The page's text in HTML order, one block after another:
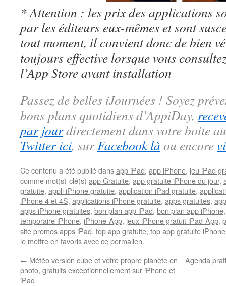
* Attention : les prix des applications
par les éditeurs eux-mêmes et sont
tout moment, il convient donc de bien
toujours effective lorsque vous
l’App Store avant installation
Passez de belles iJournées ! Soyez
bons plans quotidiens d’AppiDay,
par jourdirectement dans votre boite
Twitter ici, surFacebook là ou encore
Ce contenu a été publié dansapp iPad, app iPhone, jeu iPad
comme mot(s)-clé(s) app Gratuite, app gratuite iPhone du jour,
gratuite, appli iPhone gratuite, application iPad gratuite,
iPhone 4 et 4S, applications iPhone gratuite, apps gratuites,
apps iPhone gratuites, bon plan app iPad, bon plan app iPhone
temporaire iPhone, iPhone-App, jeux iPhone gratuit iPad-App,
site promos apps iPad, top app gratuite, top app gratuite iPhone
le mettre en favoris avecce permalien.
← Météo version cube et votre propre planète en
photo, gratuits exceptionnellement sur iPhone et
iPad
Agenda